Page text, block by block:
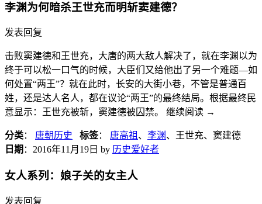
李渊为何暗杀王世充而明斩窦建德？
发表回复
击败窦建德和王世充，大唐的两大敌人解决了，就在李渊以为
终于可以松一口气的时候，大臣们又给他出了另一个难题—如
何处置“两王”？就在此时，长安的大街小巷，不管是普通百
姓，还是达人名人，都在议论“两王”的最终结局。根据最终民
意显示：王世充被斩，窦建德被囚禁。 继续阅读 →
分类： 唐朝历史 标签： 唐高祖 、 李渊、王世充、窦建德
日期 ： 2016年11月19日 by 历史爱好者
女人系列：娘子关的女主人
发表回复